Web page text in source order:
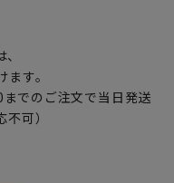
す。
でのご注文で当日発送
可）